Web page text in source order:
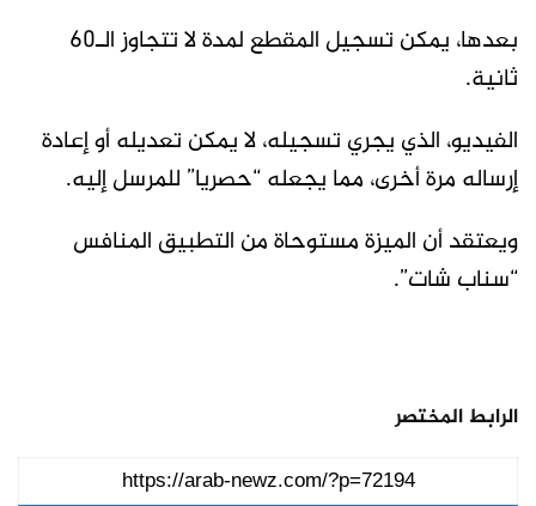
بعدها، يمكن تسجيل المقطع لمدة لا تتجاوز الـ60
ثانية.
الفيديو، الذي يجري تسجيله، لا يمكن تعديله أو إعادة
إرساله مرة أخرى، مما يجعله “حصريا” للمرسل إليه.
ويعتقد أن الميزة مستوحاة من التطبيق المنافس
“سناب شات”.
الرابط المختصر